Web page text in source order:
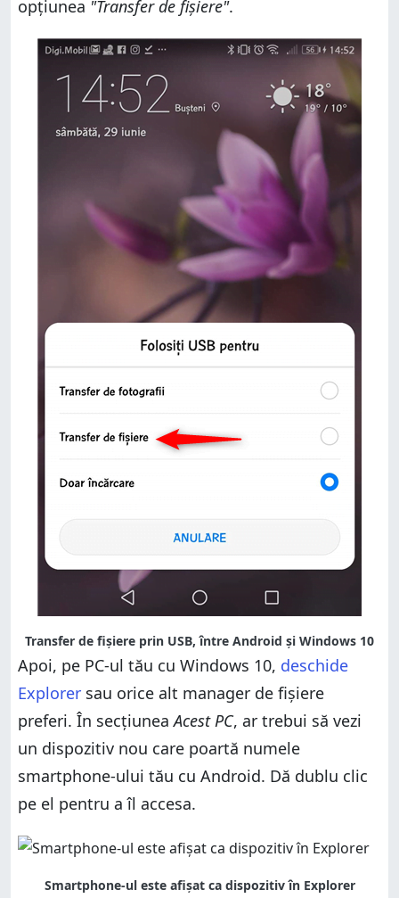
opțiunea "Transfer de fișiere".
Transfer de fișiere prin USB, între Android și Windows 10
Apoi, pe PC-ul tău cu Windows 10, deschide
Explorer sau orice alt manager de fișiere
preferi. În secțiuneaAcest PC, ar trebui să vezi
un dispozitiv nou care poartă numele
smartphone-ului tău cu Android. Dă dublu clic
pe el pentru a îl accesa.
Smartphone-ul este afișat ca dispozitiv în Explorer